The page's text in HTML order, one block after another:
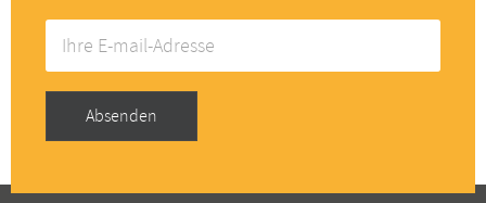
mail-
Adresse
Absenden